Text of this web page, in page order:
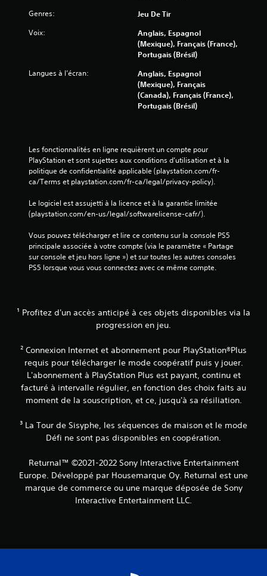
i
c
o
n
f
r
t
i
s
u
e
u
e
r
a
u
e
u
t
n
a
v
e
n
s
l
e
s
n
u
s
a
s
r
Genres: Jeu De Tir
Voix:
Anglais, Espagnol
(Mexique), Français (France),
Portugais (Brésil)
Langues à l’écran:
Anglais, Espagnol
(Mexique), Français
(Canada), Français (France),
Portugais (Brésil)
Les fonctionnalités en ligne requièrent un compte pour
PlayStation et sont sujettes aux conditions d’utilisation et à la
politique de confidentialité applicable (playstation.com/fr-
ca/Terms et playstation.com/fr-ca/legal/privacy-policy).
Le logiciel est assujetti à la licence et à la garantie limitée
(playstation.com/en-us/legal/softwarelicense-cafr/).
Vous pouvez télécharger et lire ce contenu sur la console PS5
principale associée à votre compte (via le paramètre « Partage
sur console et jeu hors ligne ») et sur toutes les autres consoles
PS5 lorsque vous vous connectez avec ce même compte.
¹ Profitez d'un accès anticipé à ces objets disponibles via la
progression en jeu.
² Connexion Internet et abonnement pour PlayStation®Plus
requis pour télécharger le mode coopératif puis y jouer.
L'abonnement à PlayStation Plus est payant, continu et
facturé à intervalle régulier, en fonction des choix faits au
moment de la souscription, et ce, jusqu'à sa résiliation.
³ La Tour de Sisyphe, les séquences de maison et le mode
Défi ne sont pas disponibles en coopération.
Returnal™ ©2021-2022 Sony Interactive Entertainment
Europe. Développé par Housemarque Oy. Returnal est une
marque de commerce ou une marque déposée de Sony
Interactive Entertainment LLC.